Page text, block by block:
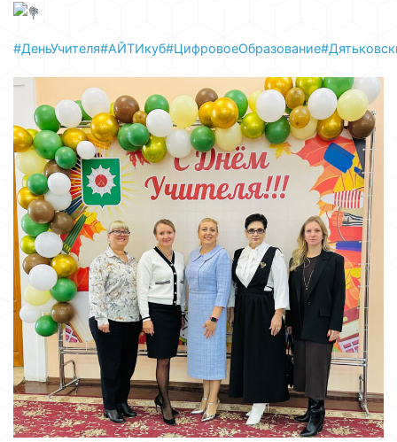
#ДеньУчителя#АЙТИкуб#ЦифровоеОбразование